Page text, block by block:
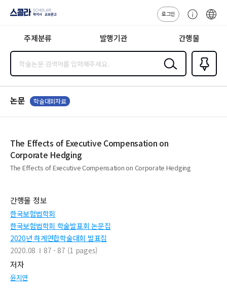
지사·교보문고
로그인
센
주제분류 발행기관 간행물
검색
즐겨찾
기0
논문 학술대회자료
The Effects of Executive Compensation on
Corporate Hedging
The Effects of Executive Compensation on Corporate Hedging
간행물 정보
한국보험법학회
한국보험법학회 학술발표회 논문집
2020년 하계연합학술대회 발표집
2020.08
87 - 87 (1 pages)
저자
윤지연